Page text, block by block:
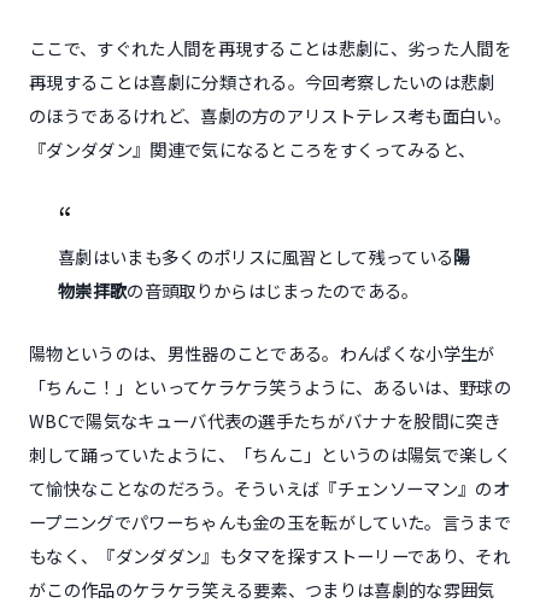
ここで、すぐれた人間を再現することは悲劇に、劣った人間を
再現することは喜劇に分類される。今回考察したいのは悲劇
のほうであるけれど、喜劇の方のアリストテレス考も面白い。
『ダンダダン』関連で気になるところをすくってみると、
喜劇はいまも多くのポリスに風習として残っている陽
物崇拝歌の音頭取りからはじまったのである。
陽物というのは、男性器のことである。わんぱくな小学生が
「ちんこ！」といってケラケラ笑うように、あるいは、野球の
WBCで陽気なキューバ代表の選手たちがバナナを股間に突き
刺して踊っていたように、「ちんこ」というのは陽気で楽しく
て愉快なことなのだろう。そういえば『チェンソーマン』のオ
ープニングでパワーちゃんも金の玉を転がしていた。言うまで
もなく、『ダンダダン』もタマを探すストーリーであり、それ
がこの作品のケラケラ笑える要素、つまりは喜劇的な雰囲気